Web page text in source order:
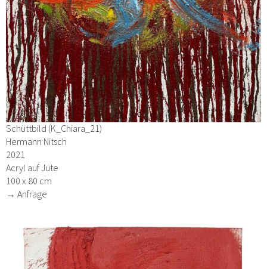
Schüttbild (K_Chiara_21)
Hermann Nitsch
2021
Acryl auf Jute
100 x 80 cm
→ Anfrage